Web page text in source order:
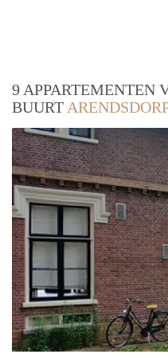
9 APPARTEMENTEN
BUURT